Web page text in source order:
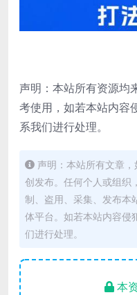
声明：本站所有资源均
考使用，如若本站内容
系我们进行处理。
声明：本站所有文章
创发布。任何个人或组织
制、盗用、采集、发布本
体平台。如若本站内容侵
们进行处理。
本